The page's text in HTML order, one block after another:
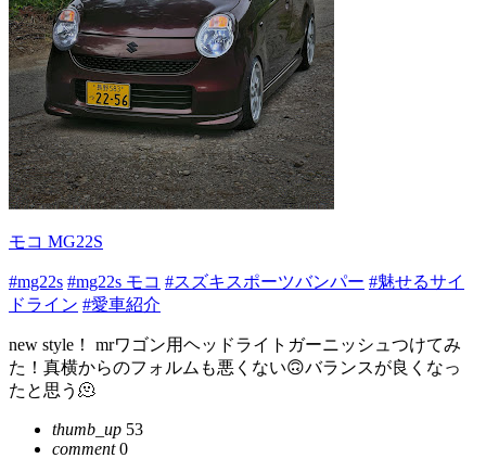
モコ MG22S
#mg22s #mg22s モコ #スズキスポーツバンパー #魅せるサイ
ドライン #愛車紹介
new style！ mrワゴン用ヘッドライトガーニッシュつけてみ
た！真横からのフォルムも悪くない🙃バランスが良くなっ
たと思う🫠
thumb_up 53
comment0